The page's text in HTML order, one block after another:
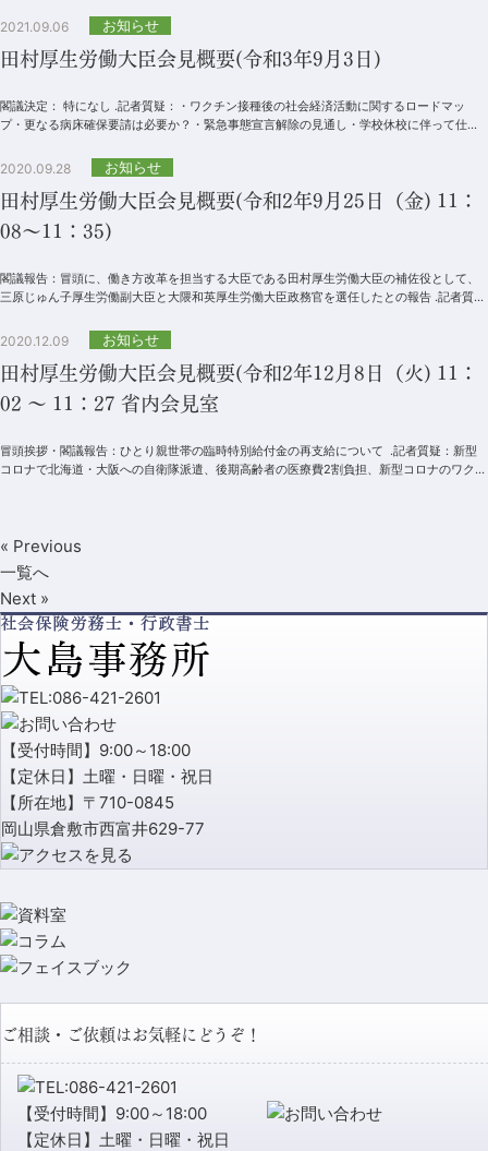
2021.09.06 お知らせ
田村厚生労働大臣会見概要(令和3年9月3日)
閣議決定： 特になし .記者質疑：・ワクチン接種後の社会経済活動に関するロードマッ
プ・更なる病床確保要請は必要か？・緊急事態宣言解除の見通し・学校休校に伴って仕事
2020.09.28 お知らせ
田村厚生労働大臣会見概要(令和2年9月25日（金) 11：
08～11：35)
閣議報告：冒頭に、働き方改革を担当する大臣である田村厚生労働大臣の補佐役として、
三原じゅん子厚生労働副大臣と大隈和英厚生労働大臣政務官を選任したとの報告 .記者質
2020.12.09 お知らせ
田村厚生労働大臣会見概要(令和2年12月8日（火) 11：
02 ～ 11：27 省内会見室
冒頭挨拶・閣議報告：ひとり親世帯の臨時特別給付金の再支給について .記者質疑：新型
コロナで北海道・大阪への自衛隊派遣、後期高齢者の医療費2割負担、新型コロナのワクチ
« Previous
一覧へ
Next »
【受付時間】9:00～18:00
【定休日】土曜・日曜・祝日
【所在地】〒710-0845
岡山県倉敷市西富井629-77
ご相談・ご依頼はお気軽にどうぞ！
【受付時間】9:00～18:00
【定休日】土曜・日曜・祝日